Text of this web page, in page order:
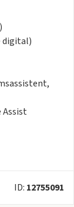
digital)
Assist
(ACC inkl.
ID: 12755091